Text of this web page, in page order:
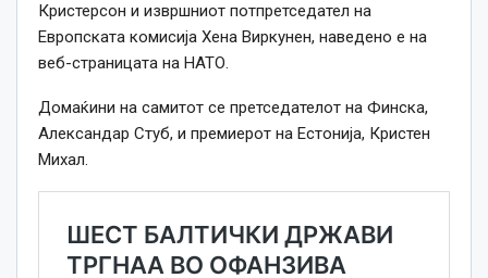
Кристерсон и извршниот потпретседател на
Европската комисија Хена Виркунен, наведено е на
веб-страницата на НАТО.
Домаќини на самитот се претседателот на Финска,
Александар Стуб, и премиерот на Естонија, Кристен
Михал.